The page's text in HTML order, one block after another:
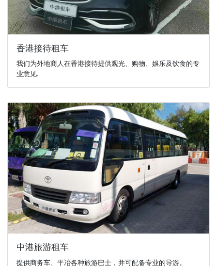
香港接待租车
我们为外地商人在香港接待提供观光、购物、娛乐及饮食的专
业意见.
中港旅游租车
提供商务车、平冶各种旅游巴士，并可配备专业的导游。